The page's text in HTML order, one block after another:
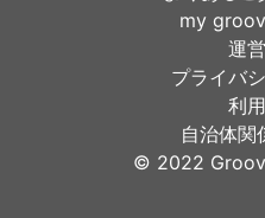
my
運
プライバ
利
自治体関
©︎ 2022